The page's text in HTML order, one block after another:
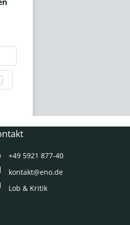
+49 5921 877-40
kontakt@eno.de
Lob & Kritik